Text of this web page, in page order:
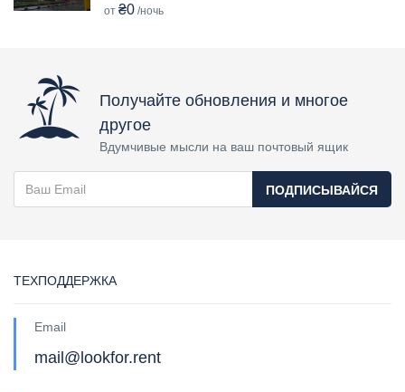
от ₴0 /ночь
Получайте обновления и многое
другое
Вдумчивые мысли на ваш почтовый ящик
ПОДПИСЫВАЙСЯ
ТЕХПОДДЕРЖКА
Email
mail@lookfor.rent